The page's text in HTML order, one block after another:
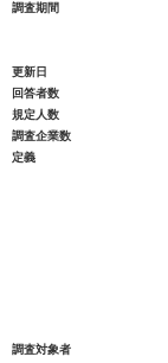
調査期間
更新日
回答者数
規定人数
調査企業数
定義
調査対象者